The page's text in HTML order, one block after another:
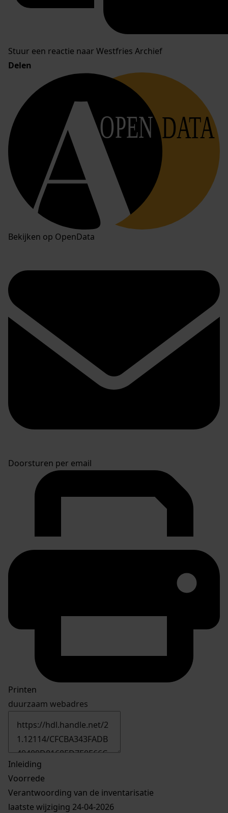
Stuur een reactie naar Westfries Archief
Delen
OPEN DATA
Bekijken op OpenData
Doorsturen per email
Printen
duurzaam webadres
Inleiding
Voorrede
Verantwoording van de inventarisatie
laatste wijziging 24-04-2026